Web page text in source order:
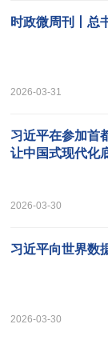
时政微周刊丨总
2026-03-31
习近平在参加首
让中国式现代化
2026-03-30
习近平向世界数
2026-03-30